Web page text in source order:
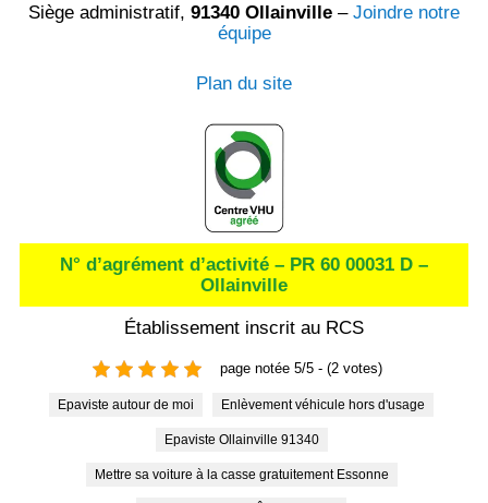
Siège administratif, 91340 Ollainville – Joindre notre
équipe
Plan du site
N° d’agrément d’activité – PR 60 00031 D –
Ollainville
Établissement inscrit au RCS
page notée 5/5 - (2 votes)
Epaviste autour de moi Enlèvement véhicule hors d'usage
Epaviste Ollainville 91340
Mettre sa voiture à la casse gratuitement Essonne